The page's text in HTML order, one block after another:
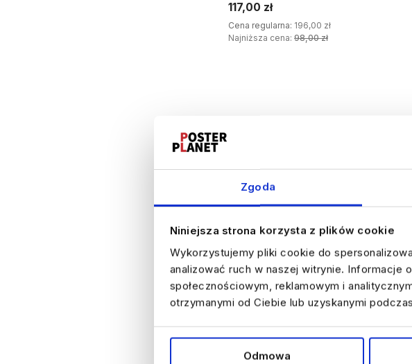
Zgoda
Niniejsza strona korzysta z plików cookie
Wykorzystujemy pliki cookie do
analizować ruch w naszej witrynie. Informacje
społecznościowym, reklamowym i
otrzymanymi od Ciebie lub uzyskanymi
Odmowa
117,00 zł
Cena regularna: 196,00 zł
Najniższa cena: 98,00 zł
40% WYPRZEDAŻ
Zestaw obrazów do salonu - boho